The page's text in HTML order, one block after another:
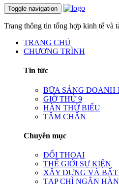
Toggle navigation
Trang thông tin tổng hợp kinh tế và
TRANG CHỦ
CHƯƠNG TRÌNH
Tin tức
BỮA SÁNG DOANH
GIỜ THỨ 9
HÀN THỬ BIỂU
TÂM CHẤN
Chuyên mục
ĐỐI THOẠI
THẾ GIỚI SỰ KIỆN
XÂY DỰNG VÀ
TẠP CHÍ NGÂN